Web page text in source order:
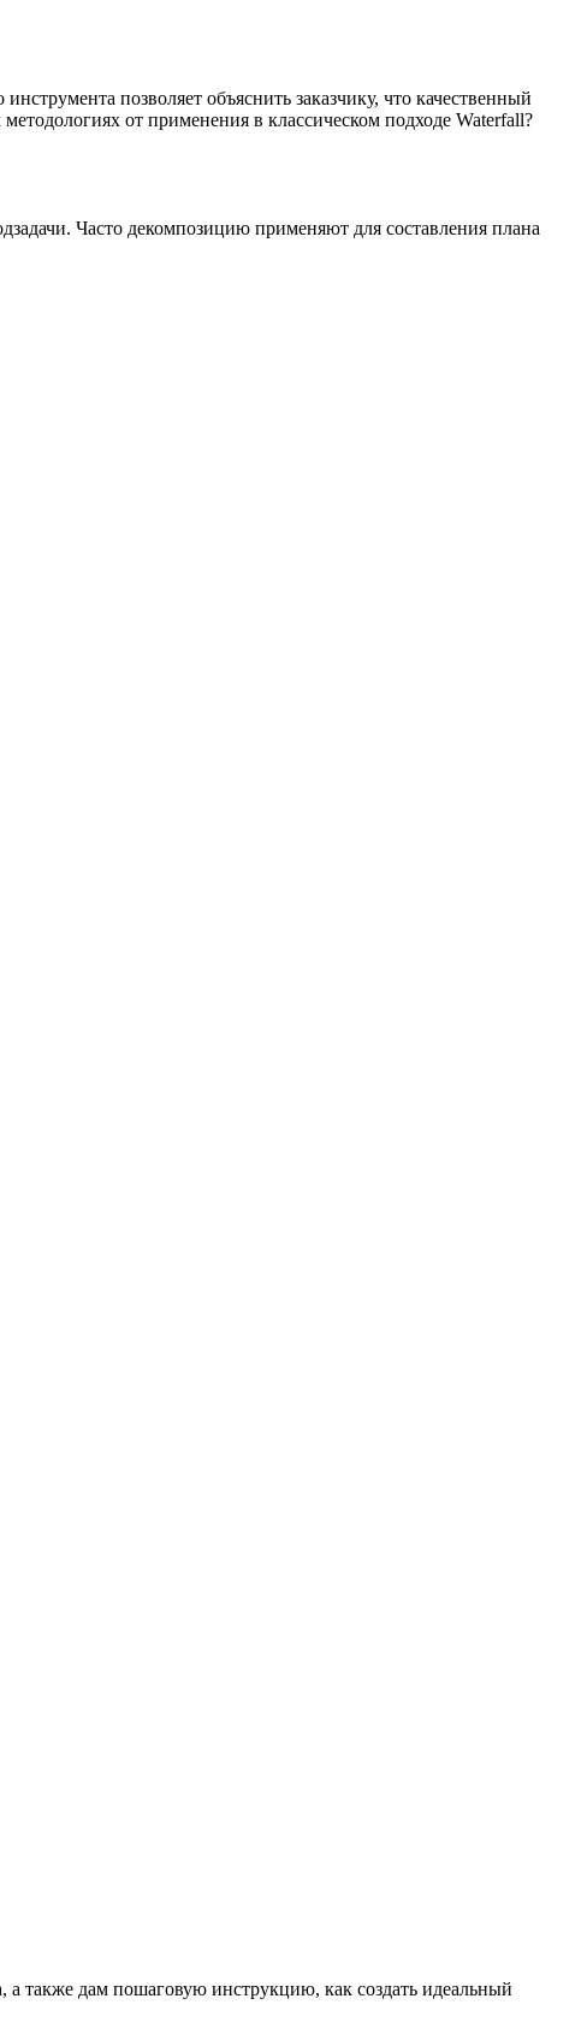
позволяет объяснить заказчику, что качественный
от применения в классическом подходе Waterfall?
Часто декомпозицию применяют для составления плана
а также дам пошаговую инструкцию, как создать идеальный